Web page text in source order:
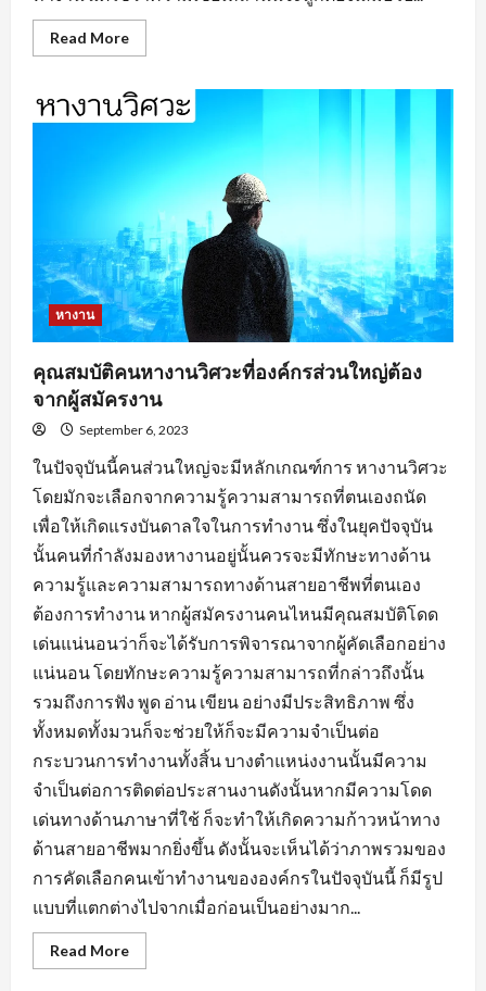
Read MoreRead
more
งาน
อยุธยา
ตาม
หางาน
คุณสมบัติคนหางานวิศวะที่องค์กรส่วนใหญ่ต้อง
จากผู้สมัครงาน
September 6, 2023
ในปัจจุบันนี้คนส่วนใหญ่จะมีหลักเกณฑ์การ หางานวิศวะ
โดยมักจะเลือกจากความรู้ความสามารถที่ตนเองถนัด
เพื่อให้เกิดแรงบันดาลใจในการทำงาน ซึ่งในยุคปัจจุบัน
นั้นคนที่กำลังมองหางานอยู่นั้นควรจะมีทักษะทางด้าน
ความรู้และความสามารถทางด้านสายอาชีพที่ตนเอง
ต้องการทำงาน หากผู้สมัครงานคนไหนมีคุณสมบัติโดด
เด่นแน่นอนว่าก็จะได้รับการพิจารณาจากผู้คัดเลือกอย่าง
แน่นอน โดยทักษะความรู้ความสามารถที่กล่าวถึงนั้น
รวมถึงการฟัง พูด อ่าน เขียน อย่างมีประสิทธิภาพ ซึ่ง
ทั้งหมดทั้งมวนก็จะช่วยให้ก็จะมีความจำเป็นต่อ
กระบวนการทำงานทั้งสิ้น บางตำแหน่งงานนั้นมีความ
จำเป็นต่อการติดต่อประสานงานดังนั้นหากมีความโดด
เด่นทางด้านภาษาที่ใช้ ก็จะทำให้เกิดความก้าวหน้าทาง
ด้านสายอาชีพมากยิ่งขึ้น ดังนั้นจะเห็นได้ว่าภาพรวมของ
การคัดเลือกคนเข้าทำงานขององค์กรในปัจจุบันนี้ ก็มีรูป
แบบที่แตกต่างไปจากเมื่อก่อนเป็นอย่างมาก...
Read MoreRead
more